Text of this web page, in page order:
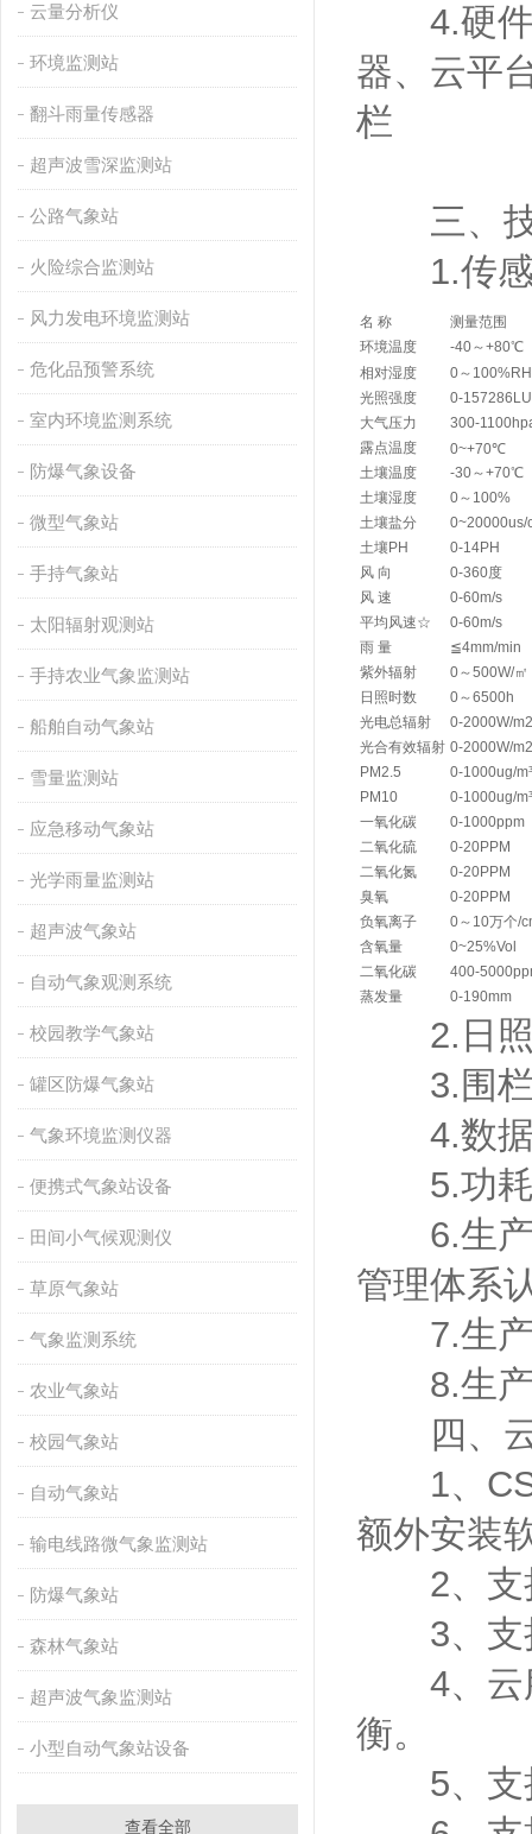
云量分析仪
环境监测站
翻斗雨量传感器
超声波雪深监测站
公路气象站
火险综合监测站
风力发电环境监测站
危化品预警系统
室内环境监测系统
防爆气象设备
微型气象站
手持气象站
太阳辐射观测站
手持农业气象监测站
船舶自动气象站
雪量监测站
应急移动气象站
光学雨量监测站
超声波气象站
自动气象观测系统
校园教学气象站
罐区防爆气象站
气象环境监测仪器
便携式气象站设备
田间小气候观测仪
草原气象站
气象监测系统
农业气象站
校园气象站
自动气象站
输电线路微气象监测站
防爆气象站
森林气象站
超声波气象监测站
小型自动气象站设备
查看全部
4.硬件
器、云平
栏
三、技
1.传感
名 称
测量范围
环境温度
-40～+80℃
相对湿度
0～100%RH
光照强度
0-
大气压力
300-
露点温度
0~+70℃
土壤温度
-30～+70℃
土壤湿度
0～100%
土壤盐分
0~20000us/
土壤PH
0-14PH
风 向
0-360度
风 速
0-60m/s
平均风速☆
0-60m/s
雨 量
≦4mm/min
紫外辐射
0～500W/㎡
日照时数
0～6500h
光电总辐射
0-2000W/m2
光合有效辐射 0-2000W/m2
PM2.5
0-1000ug/m³
PM10
0-1000ug/m³
一氧化碳
0-1000ppm
二氧化硫
0-20PPM
二氧化氮
0-20PPM
臭氧
0-20PPM
负氧离子
0～10万个/
含氧量
0~25%Vol
二氧化碳
400-
蒸发量
0-190mm
2.日照
3.围栏
4.数据
5.功耗
6.生产
管理体系
7.生产
8.生产
四、云
1、CS
额外安装
2、支
3、支持
4、云服
衡。
5、支